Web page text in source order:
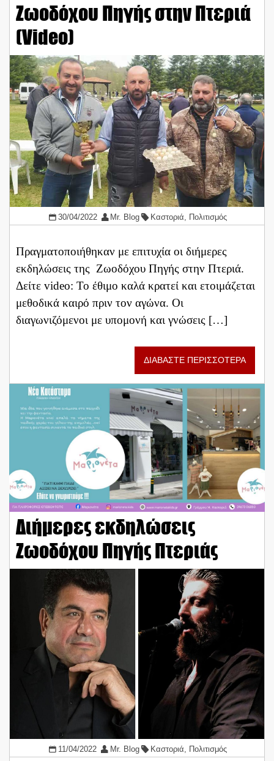
Ζωοδόχου Πηγής στην Πτεριά
(Video)
30/04/2022 Mr. Blog Καστοριά Πολιτισμός
Πραγματοποιήθηκαν με επιτυχία οι διήμερες
εκδηλώσεις της Ζωοδόχου Πηγής στην Πτεριά.
Δείτε video: Το έθιμο καλά κρατεί και ετοιμάζεται
μεθοδικά καιρό πριν τον αγώνα. Οι
διαγωνιζόμενοι με υπομονή και γνώσεις […]
ΔΙΑΒΑΣΤΕ ΠΕΡΙΣΣΟΤΕΡΑ
Διήμερες εκδηλώσεις
Ζωοδόχου Πηγής Πτεριάς
11/04/2022 Mr. Blog Καστοριά Πολιτισμός